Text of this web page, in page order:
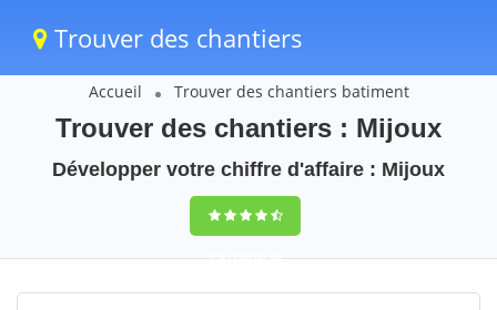
Trouver des chantiers
Accueil Trouver des chantiers batiment
Trouver des chantiers : Mijoux
Développer votre chiffre d'affaire : Mijoux
9,5(100%)36
votes